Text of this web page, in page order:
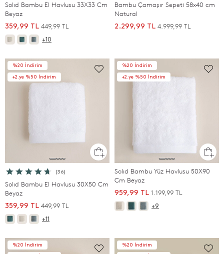
Solıd Bambu El Havlusu 33X33 Cm
Beyaz
359,99 TL 449,99 TL
+10
Bambu Çamaşır Sepeti 58x40 cm
Natural
2.299,99 TL 4.999,99 TL
%20 İndirim
+2.ye %50 İndirim
(36)
Solıd Bambu El Havlusu 30X50 Cm
Beyaz
359,99 TL 449,99 TL
+11
%20 İndirim
+2.ye %50 İndirim
Solıd Bambu Yüz Havlusu 50X90
Cm Beyaz
959,99 TL 1.199,99 TL
+9
%20 İndirim %20 İndirim